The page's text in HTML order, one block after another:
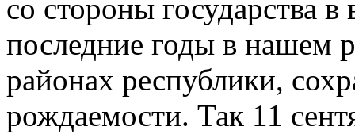
со стороны государства в
последние годы в нашем
районах республики,
рождаемости. Так 11